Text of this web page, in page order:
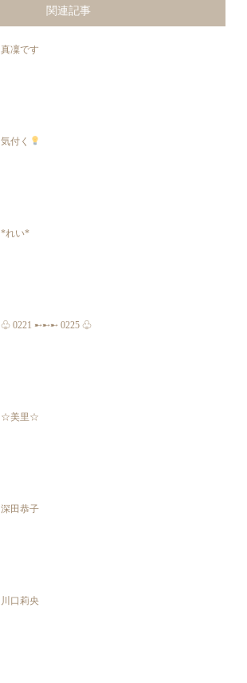
関連記事
真凜です
気付く
*れい*
♧ 0221 ➸➸➸ 0225 ♧
☆美里☆
深田恭子
川口莉央